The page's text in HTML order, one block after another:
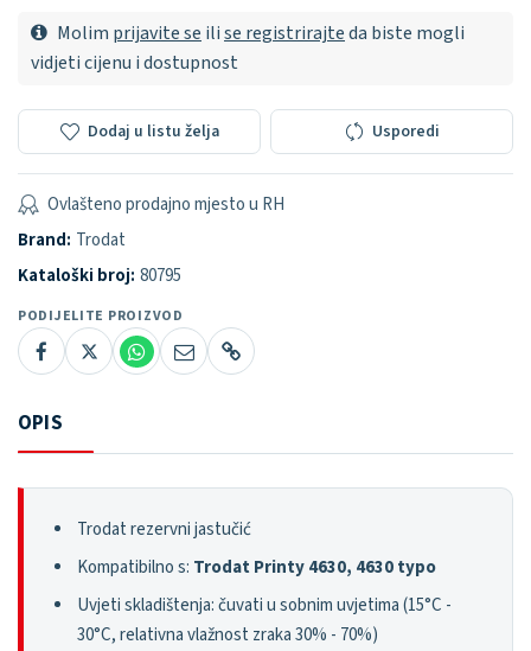
Molim prijavite se ilise registrirajteda biste mogli
vidjeti cijenu i dostupnost
Dodaj u listu želja Usporedi
Ovlašteno prodajno mjesto u RH
Brand: Trodat
Kataloški broj: 80795
PODIJELITE PROIZVOD
OPIS
Trodat rezervni jastučić
Kompatibilno s: Trodat Printy 4630, 4630 typo
Uvjeti skladištenja: čuvati u sobnim uvjetima (15°C -
30°C, relativna vlažnost zraka 30% - 70%)